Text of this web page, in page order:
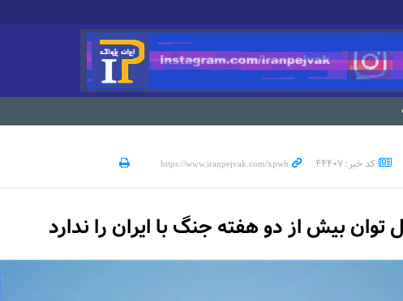
کد خبر: 44407
توان بیش از دو هفته جنگ با ایران را ندارد